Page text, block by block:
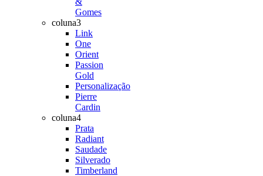
Gomes
coluna3
Link
One
Orient
Passion
Gold
Personalização
Pierre
Cardin
coluna4
Prata
Radiant
Saudade
Silverado
Timberland